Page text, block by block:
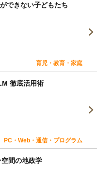
できない子どもたち
育児・教育・家庭
徹底活用術
PC・Web・通信・プログラム
間の地政学